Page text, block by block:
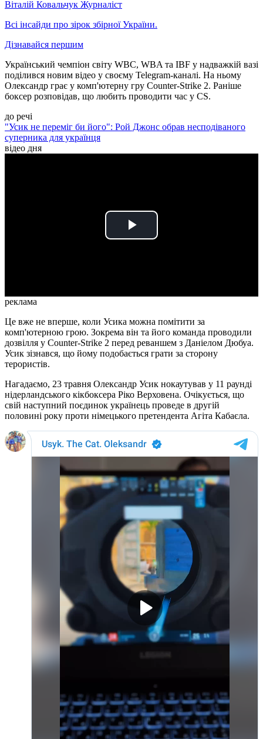
Віталій Ковальчук Журналіст
Всі інсайди про зірок збірної України.
Дізнавайся першим
Український чемпіон світу WBC, WBA та IBF у надважкій вазі
поділився новим відео у своєму Telegram-каналі. На ньому
Олександр грає у комп'ютерну гру Counter-Strike 2. Раніше
боксер розповідав, що любить проводити час у CS.
до речі
"Усик не переміг би його": Рой Джонс обрав несподіваного
суперника для українця
відео дня
Play
реклама
Це вже не вперше, коли Усика можна помітити за
комп'ютерною грою. Зокрема він та його команда проводили
дозвілля у Counter-Strike 2 перед реваншем з Даніелом Дюбуа.
Усик зізнався, що йому подобається грати за сторону
терористів.
Нагадаємо, 23 травня Олександр Усик нокаутував у 11 раунді
нідерландського кікбоксера Ріко Верховена. Очікується, що
свій наступний поєдинок українець проведе в другій
половині року проти німецького претендента Агіта Кабаєла.